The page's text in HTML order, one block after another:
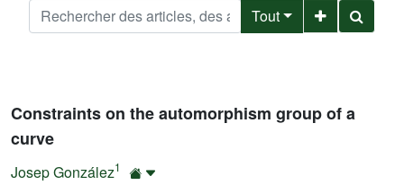
Tout
Constraints on the automorphism group of a
curve
Josep González1